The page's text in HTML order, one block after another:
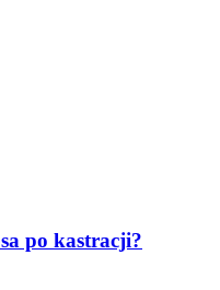
po kastracji?